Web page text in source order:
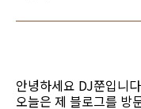
안녕하세요 DJ쭌입니
오늘은 제 블로그를 방